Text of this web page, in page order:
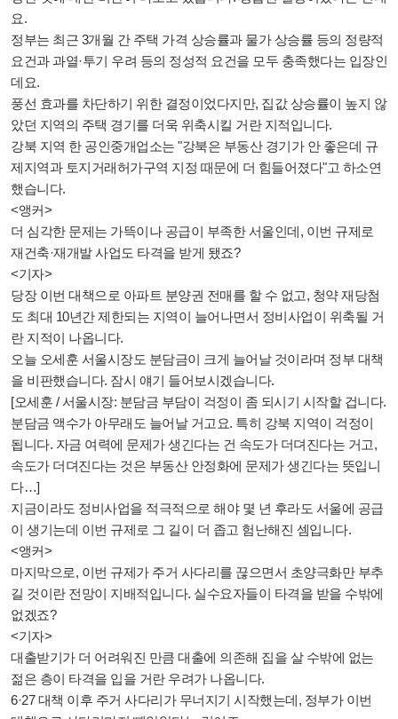
요.
정부는 최근 3개월 간 주택 가격 상승률과 물가 상승률 등의 정량적
요건과 과열·투기 우려 등의 정성적 요건을 모두 충족했다는 입장인
데요.
풍선 효과를 차단하기 위한 결정이었다지만, 집값 상승률이 높지 않
았던 지역의 주택 경기를 더욱 위축시킬 거란 지적입니다.
강북 지역 한 공인중개업소는 "강북은 부동산 경기가 안 좋은데 규
제지역과 토지거래허가구역 지정 때문에 더 힘들어졌다"고 하소연
했습니다.
<앵커>
더 심각한 문제는 가뜩이나 공급이 부족한 서울인데, 이번 규제로
재건축·재개발 사업도 타격을 받게 됐죠?
<기자>
당장 이번 대책으로 아파트 분양권 전매를 할 수 없고, 청약 재당첨
도 최대 10년간 제한되는 지역이 늘어나면서 정비사업이 위축될 거
란 지적이 나옵니다.
오늘 오세훈 서울시장도 분담금이 크게 늘어날 것이라며 정부 대책
을 비판했습니다. 잠시 얘기 들어보시겠습니다.
[오세훈 / 서울시장: 분담금 부담이 걱정이 좀 되시기 시작할 겁니다.
분담금 액수가 아무래도 늘어날 거고요. 특히 강북 지역이 걱정이
됩니다. 자금 여력에 문제가 생긴다는 건 속도가 더뎌진다는 거고,
속도가 더뎌진다는 것은 부동산 안정화에 문제가 생긴다는 뜻입니
다…]
지금이라도 정비사업을 적극적으로 해야 몇 년 후라도 서울에 공급
이 생기는데 이번 규제로 그 길이 더 좁고 험난해진 셈입니다.
<앵커>
마지막으로, 이번 규제가 주거 사다리를 끊으면서 초양극화만 부추
길 것이란 전망이 지배적입니다. 실수요자들이 타격을 받을 수밖에
없겠죠?
<기자>
대출받기가 더 어려워진 만큼 대출에 의존해 집을 살 수밖에 없는
젊은 층이 타격을 입을 거란 우려가 나옵니다.
6·27 대책 이후 주거 사다리가 무너지기 시작했는데, 정부가 이번